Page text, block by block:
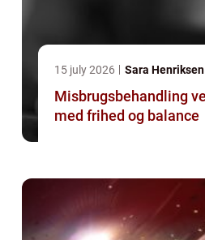
15 july 2026 Sara Henriksen
Misbrugsbehandling vejen til et liv
med frihed og balance